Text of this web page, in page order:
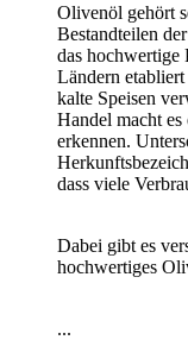
Olivenöl gehört
Bestandteilen
das hochwertige
Ländern
kalte Speisen
Handel macht
erkennen.
dass viele
Dabei gibt es
hochwertiges
...